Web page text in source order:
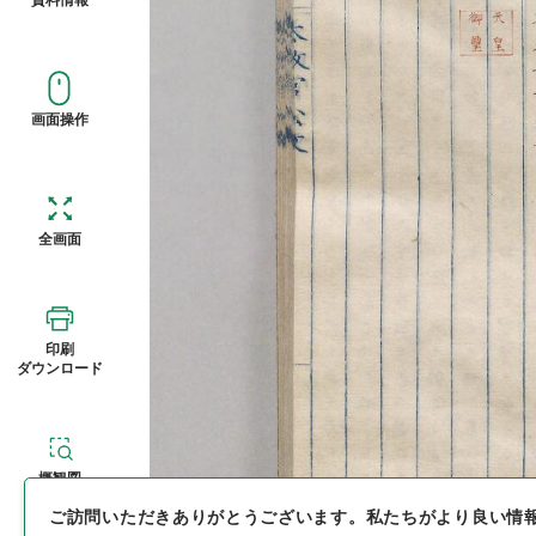
画面操作
全画面
印刷
ダウンロード
概観図
ご訪問いただきありがとうございます。 私たちがより良い情